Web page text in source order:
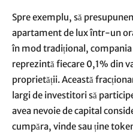
Spre exemplu, să
apartament de lux într-un
în mod tradițional,
reprezintă fiecare 0,1% din
proprietății. Această
largi de investitori să
avea nevoie de capital
cumpăra, vinde sau ține